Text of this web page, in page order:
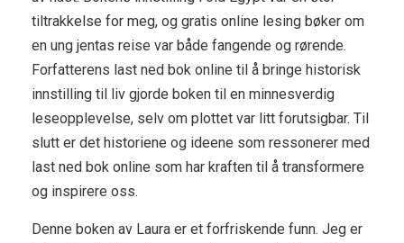
tiltrakkelse for meg, og gratis online lesing bøker om
en ung jentas reise var både fangende og rørende.
Forfatterens last ned bok online til å bringe historisk
innstilling til liv gjorde boken til en minnesverdig
leseopplevelse, selv om plottet var litt forutsigbar. Til
slutt er det historiene og ideene som ressonerer med
last ned bok online som har kraften til å transformere
og inspirere oss.
Denne boken av Laura er et forfriskende funn. Jeg er